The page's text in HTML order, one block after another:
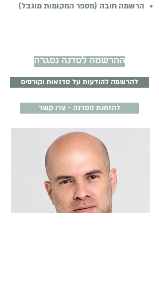
הרשמה חובה (מספר המקומות מוגבל)
ההרשמה לסדנה נסגרה
להרשמה להודעות על סדנאות וקורסים
להזמנת הסדנה - צרו קשר